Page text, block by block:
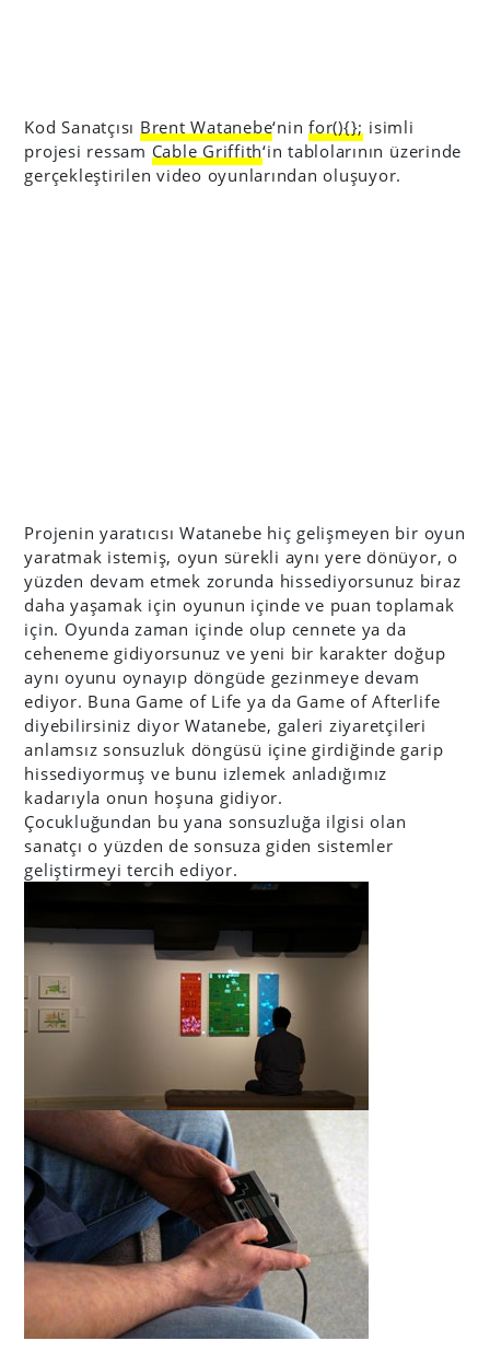
Kod Sanatçısı Brent Watanebe‘ninfor(){}; isimli
projesi ressam Cable Griffith‘in tablolarının üzerinde
gerçekleştirilen video oyunlarından oluşuyor.
Projenin yaratıcısı Watanebe hiç gelişmeyen bir oyun
yaratmak istemiş, oyun sürekli aynı yere dönüyor, o
yüzden devam etmek zorunda hissediyorsunuz biraz
daha yaşamak için oyunun içinde ve puan toplamak
için. Oyunda zaman içinde olup cennete ya da
ceheneme gidiyorsunuz ve yeni bir karakter doğup
aynı oyunu oynayıp döngüde gezinmeye devam
ediyor. Buna Game of Life ya da Game of Afterlife
diyebilirsiniz diyor Watanebe, galeri ziyaretçileri
anlamsız sonsuzluk döngüsü içine girdiğinde garip
hissediyormuş ve bunu izlemek anladığımız
kadarıyla onun hoşuna gidiyor.
Çocukluğundan bu yana sonsuzluğa ilgisi olan
sanatçı o yüzden de sonsuza giden sistemler
geliştirmeyi tercih ediyor.